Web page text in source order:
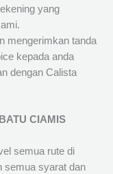
yang
mengerimkan tanda
kepada anda
dengan Calista
CIAMIS
semua rute di
semua syarat dan